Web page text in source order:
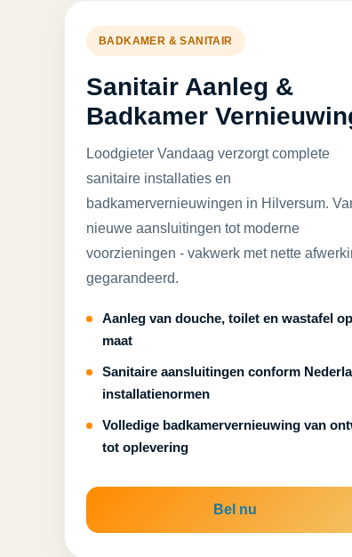
BADKAMER & SANITAIR
Sanitair Aanleg &
Badkamer
Loodgieter Vandaag verzorgt complete
sanitaire installaties en
badkamervernieuwingen in Hilversum.
nieuwe aansluitingen tot moderne
voorzieningen - vakwerk met nette
gegarandeerd.
Aanleg van douche, toilet en wastafel op
maat
Sanitaire aansluitingen conform
installatienormen
Volledige badkamervernieuwing van
tot oplevering
Bel nu